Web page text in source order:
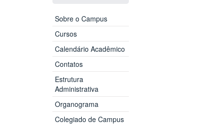
Sobre o Campus
Cursos
Calendário Acadêmico
Contatos
Estrutura
Administrativa
Organograma
Colegiado de Campus